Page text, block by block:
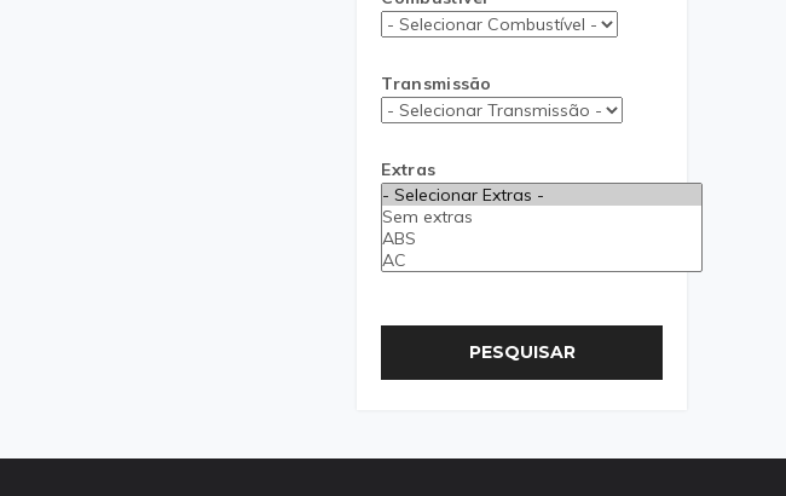
Transmissão
Extras
PESQUISAR